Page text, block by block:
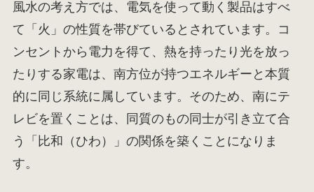
風水の考え方では、電気を使って動く製品はすべ
て「火」の性質を帯びているとされています。コ
ンセントから電力を得て、熱を持ったり光を放っ
たりする家電は、南方位が持つエネルギーと本質
的に同じ系統に属しています。そのため、南にテ
レビを置くことは、同質のもの同士が引き立て合
う「比和（ひわ）」の関係を築くことになりま
す。